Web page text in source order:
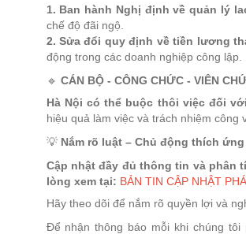
1. Ban hành Nghị định về quản lý
chế độ đãi ngộ.
2. Sửa đổi quy định về tiền lương
động trong các doanh nghiệp công lập.
🔹 CÁN BỘ - CÔNG CHỨC - VIÊN
Hà Nội có thể buộc thôi việc đối
hiệu quả làm việc và trách nhiệm công
💡 Nắm rõ luật – Chủ động thích
Cập nhật đầy đủ thông tin và phân
lòng xem tại: BẢN TIN CẬP NHẬT
Hãy theo dõi để nắm rõ quyền lợi và
Để nhận thông báo mỗi khi chúng